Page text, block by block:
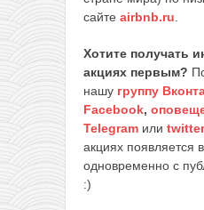
сайте airbnb.ru
Хотите получать
акциях первым?
нашу группу
Facebook,
Telegram или twitter
акциях появляется
одновременно с
:)